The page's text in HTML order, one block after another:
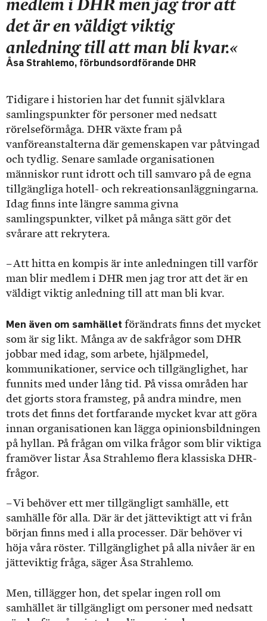
det är en väldigt viktig
anledning till att man bli kvar.«
Åsa Strahlemo, förbundsordförande DHR
Tidigare i historien har det funnit självklara
samlingspunkter för personer med nedsatt
rörelseförmåga. DHR växte fram på
vanföreanstalterna där gemenskapen var påtvingad
och tydlig. Senare samlade organisationen
människor runt idrott och till samvaro på de egna
tillgängliga hotell- och rekreationsanläggningarna.
Idag finns inte längre samma givna
samlingspunkter, vilket på många sätt gör det
svårare att rekrytera.
– Att hitta en kompis är inte anledningen till varför
man blir medlem i DHR men jag tror att det är en
väldigt viktig anledning till att man bli kvar.
Men även om samhället förändrats finns det mycket
som är sig likt. Många av de sakfrågor som DHR
jobbar med idag, som arbete, hjälpmedel,
kommunikationer, service och tillgänglighet, har
funnits med under lång tid. På vissa områden har
det gjorts stora framsteg, på andra mindre, men
trots det finns det fortfarande mycket kvar att göra
innan organisationen kan lägga opinionsbildningen
på hyllan. På frågan om vilka frågor som blir viktiga
framöver listar Åsa Strahlemo flera klassiska DHR-
frågor.
– Vi behöver ett mer tillgängligt samhälle, ett
samhälle för alla. Där är det jätteviktigt att vi från
början finns med i alla processer. Där behöver vi
höja våra röster. Tillgänglighet på alla nivåer är en
jätte­viktig fråga, säger Åsa Strahlemo.
Men, tillägger hon, det spelar ingen roll om
samhället är tillgängligt om personer med nedsatt